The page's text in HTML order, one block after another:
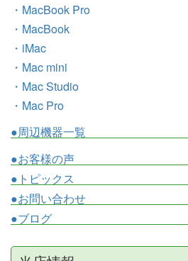
・MacBook Pro
・MacBook
・iMac
・Mac mini
・Mac Studio
・Mac Pro
●周辺機器一覧
●お客様の声
●トピックス
●お問い合わせ
●ブログ